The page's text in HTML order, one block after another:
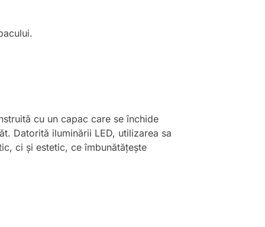
cu un capac care se închide
Datorită iluminării LED, utilizarea sa
ci și estetic, ce îmbunătățește